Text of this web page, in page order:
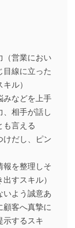
（営業におい
目線に立った
ル）
みなどを上手
、相手が話し
も言える
けだし、ピン
報を整理しそ
すスキル）
いよう誠意あ
顧客へ真摯に
示するスキ